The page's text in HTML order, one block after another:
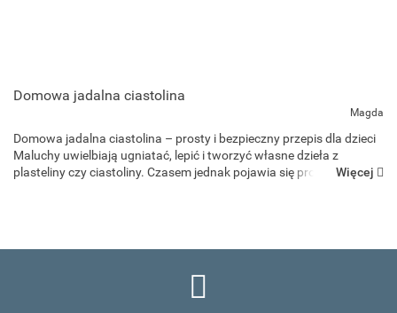
Domowa jadalna ciastolina
Magda
Domowa jadalna ciastolina – prosty i bezpieczny przepis dla dzieci
Maluchy uwielbiają ugniatać, lepić i tworzyć własne dzieła z
plasteliny czy ciastoliny. Czasem jednak pojawia się problem –Więcej